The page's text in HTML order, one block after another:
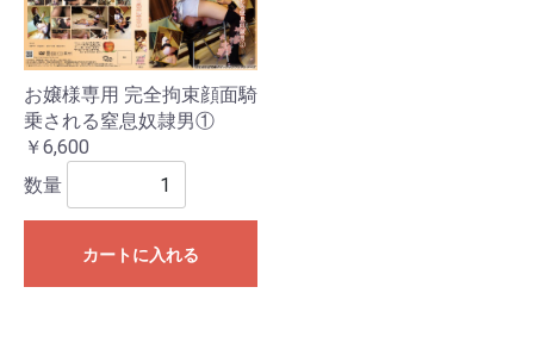
お嬢様専用 完全拘束顔面騎
乗される窒息奴隷男①
￥6,600
数量
カートに入れる